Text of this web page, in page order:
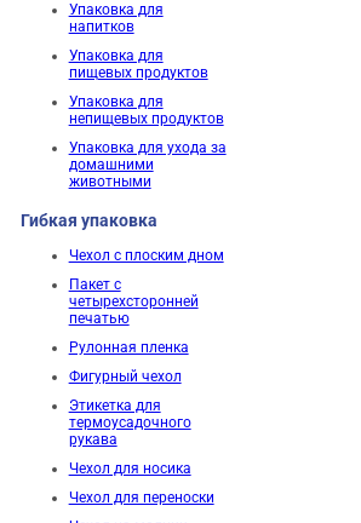
Упаковка для
напитков
Упаковка для
пищевых продуктов
Упаковка для
непищевых продуктов
Упаковка для ухода за
домашними
животными
Гибкая упаковка
Чехол с плоским дном
Пакет с
четырехсторонней
печатью
Рулонная пленка
Фигурный чехол
Этикетка для
термоусадочного
рукава
Чехол для носика
Чехол для переноски